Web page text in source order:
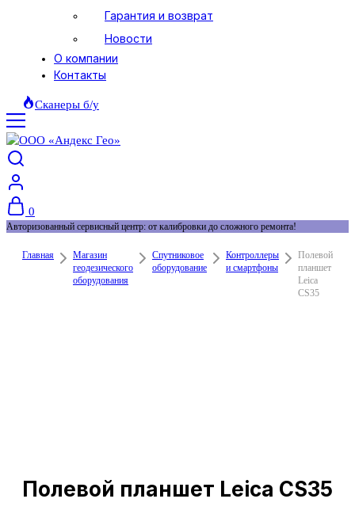
Гарантия и возврат
Новости
О компании
Контакты
Сканеры б/у
0
Авторизованный сервисный центр: от калибровки до сложного ремонта!
Главная
Магазин
геодезического
оборудования
Спутниковое
оборудование
Контроллеры
и смартфоны
Полевой
планшет
Leica
CS35
Полевой планшет Leica CS35